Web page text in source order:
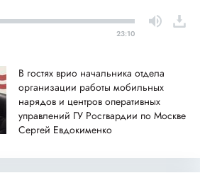
23:10
В гостях врио начальника отдела
организации работы мобильных
нарядов и центров оперативных
управлений ГУ Росгвардии по Москве
Сергей Евдокименко